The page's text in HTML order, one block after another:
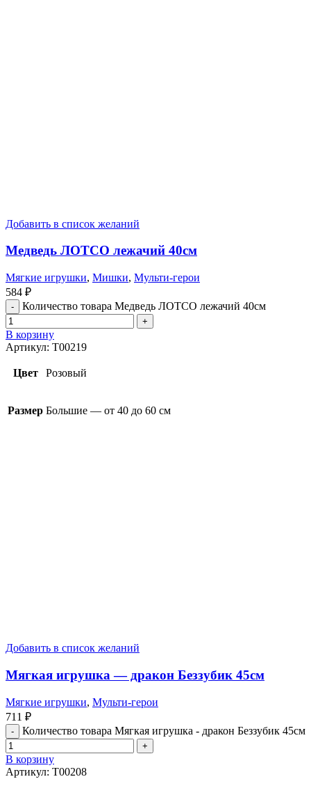
Добавить в список желаний
Медведь ЛОТСО лежачий 40см
Мягкие игрушки, Мишки, Мульти-герои
584 ₽
Количество товара Медведь ЛОТСО лежачий 40см
В корзину
Артикул: T00219
Цвет Розовый
Размер Большие — от 40 до 60 см
Добавить в список желаний
Мягкая игрушка — дракон Беззубик 45см
Мягкие игрушки, Мульти-герои
711 ₽
Количество товара Мягкая игрушка - дракон Беззубик 45см
В корзину
Артикул: T00208